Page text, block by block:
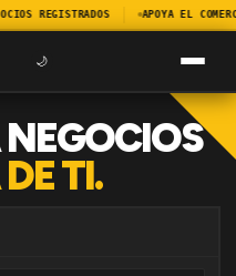
REGISTRADOS APOYA EL
🌙
TI.